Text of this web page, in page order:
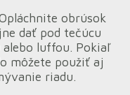
obrúsok
dať pod tečúcu
luffou. Pokiaľ
môžete použiť aj
riadu.